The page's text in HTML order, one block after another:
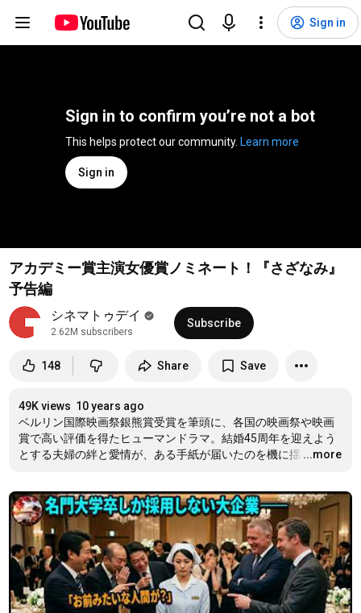
Sign in
Sign in to confirm you’re not a bot
Learn more
Sign in
アカデミー賞主演女優賞ノミネート！『さざなみ』
予告編
シネマトゥデイ
2.62M subscribers
Subscribe
148 Share Save
49K views 10 years ago
ベルリン国際映画祭銀熊賞受賞を筆頭に、各国の映画祭や映画
賞で高い評価を得たヒューマンドラマ。結婚45周年を迎えよう
とする夫婦の絆と愛情が、ある手紙が届いたのを機に揺 …
...more